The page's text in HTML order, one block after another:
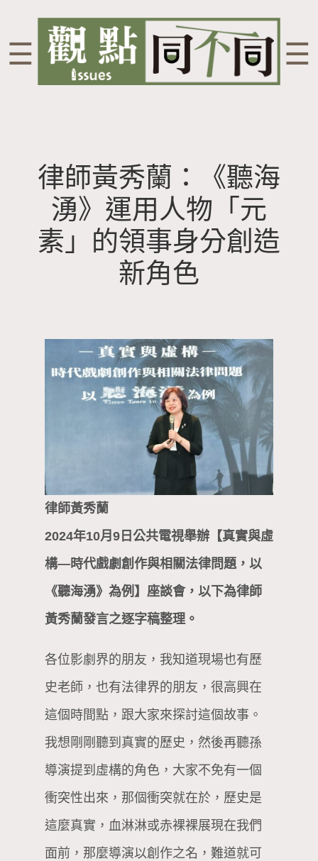
☰ ☰
律師黃秀蘭：《聽海
湧》運用人物「元
素」的領事身分創造
新角色
律師黃秀蘭
2024年10月9日公共電視舉辦【真實與虛
構—時代戲劇創作與相關法律問題，以
《聽海湧》為例】座談會，以下為律師
黃秀蘭發言之逐字稿整理。
各位影劇界的朋友，我知道現場也有歷
史老師，也有法律界的朋友，很高興在
這個時間點，跟大家來探討這個故事。
我想剛剛聽到真實的歷史，然後再聽孫
導演提到虛構的角色，大家不免有一個
衝突性出來，那個衝突就在於，歷史是
這麼真實，血淋淋或赤裸裸展現在我們
面前，那麼導演以創作之名，難道就可